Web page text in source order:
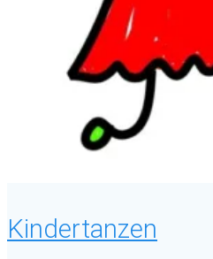
Kindertanzen